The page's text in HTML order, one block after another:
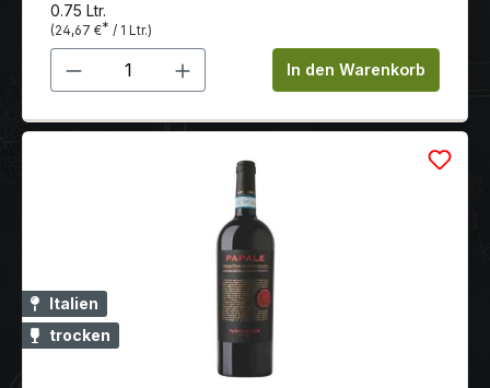
Eleganz.
0.75 Ltr.
(24,67 €* / 1 Ltr.)
Produkt Anzahl: Gib denIn den Warenkorb
Italien
trocken